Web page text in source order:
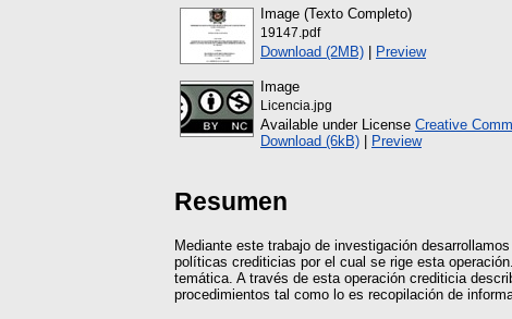
Image (Texto Completo)
19147.pdf
Download (2MB) | Preview
Image
Licencia.jpg
Available under License Creative
Download (6kB) | Preview
Resumen
Mediante este trabajo de investigación
políticas crediticias por el cual se rige esta
temática. A través de esta operación crediticia
procedimientos tal como lo es recopilación de